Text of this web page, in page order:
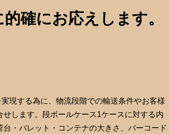
確にお応えします。
現する為に、物流段階での輸送条件やお客様
します。段ボールケース1ケースに対する内
・パレット・コンテナの大きさ、バーコード